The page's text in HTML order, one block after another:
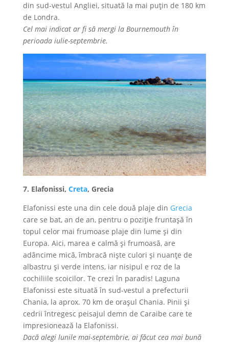
din sud-vestul Angliei, situată la mai puțin de 180 km
de Londra.
Cel mai indicat ar fi să mergi la Bournemouth în
perioada iulie-septembrie.
7. Elafonissi, Creta, Grecia
Elafonissi este una din cele două plaje din Grecia
care se bat, an de an, pentru o poziție fruntașă în
topul celor mai frumoase plaje din lume și din
Europa. Aici, marea e calmă și frumoasă, are
adâncime mică, îmbracă niște culori și nuanțe de
albastru și verde intens, iar nisipul e roz de la
cochiliile scoicilor. Te crezi în paradis! Laguna
Elafonissi este situată în sud-vestul a prefecturii
Chania, la aprox. 70 km de orașul Chania. Pinii și
cedrii întregesc peisajul demn de Caraibe care te
impresionează la Elafonissi.
Dacă alegi lunile mai-septembrie, ai făcut cea mai bună